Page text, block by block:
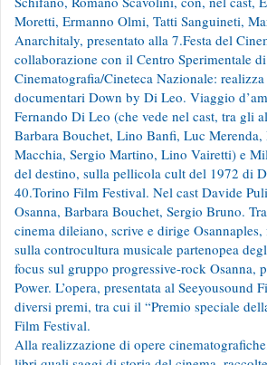
Moretti, Ermanno Olmi, Tatti Sanguineti,
Anarchitaly, presentato alla 7.Festa del
collaborazione con il Centro Sperimentale di
Cinematografia/Cineteca Nazionale:
documentari Down by Di Leo. Viaggio
Fernando Di Leo (che vede nel cast, tra gli
Barbara Bouchet, Lino Banfi, Luc
Macchia, Sergio Martino, Lino Vairetti) e
del destino, sulla pellicola cult del 1972 di
40.Torino Film Festival. Nel cast Davide
Osanna, Barbara Bouchet, Sergio Bruno.
cinema dileiano, scrive e dirige
sulla controcultura musicale partenopea
focus sul gruppo progressive-rock Osanna,
Power. L’opera, presentata al Seeyousound
diversi premi, tra cui il “Premio speciale
Film Festival.
Alla realizzazione di opere